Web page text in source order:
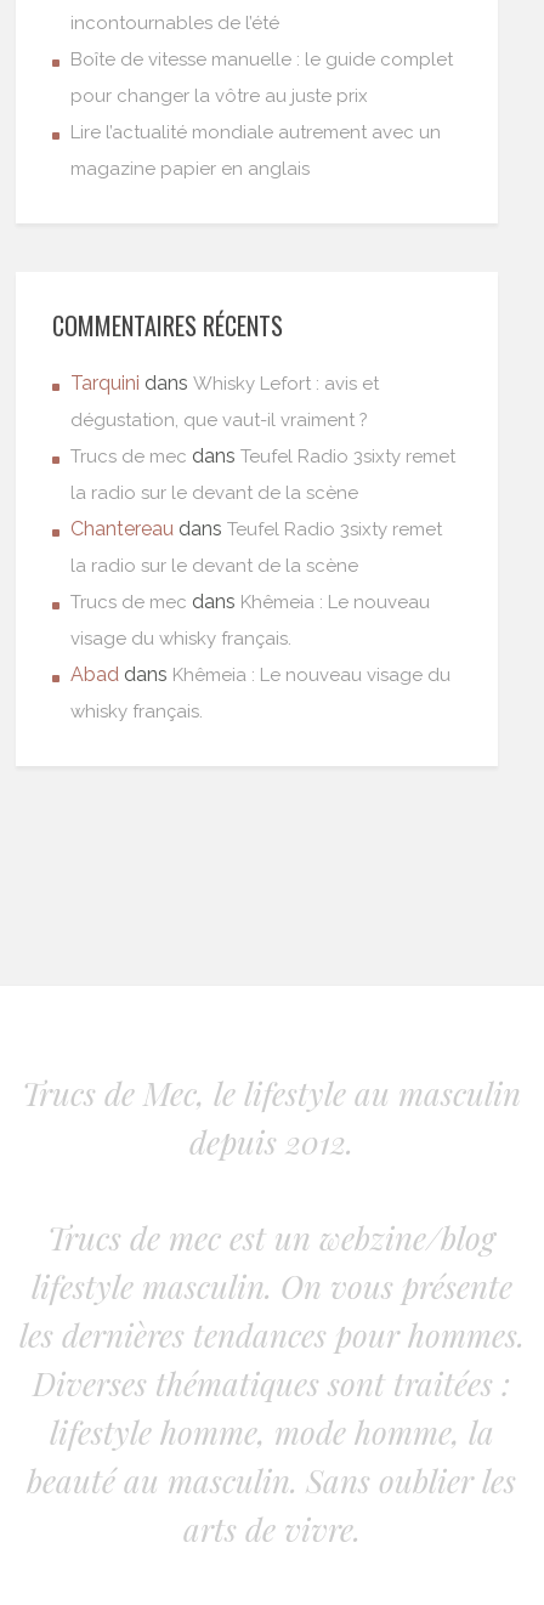
incontournables de l’été
Boîte de vitesse manuelle : le guide complet
pour changer la vôtre au juste prix
Lire l’actualité mondiale autrement avec un
magazine papier en anglais
COMMENTAIRES RÉCENTS
Tarquini dansWhisky Lefort : avis et
dégustation, que vaut-il vraiment ?
Trucs de mec dansTeufel Radio 3sixty remet
la radio sur le devant de la scène
Chantereau dansTeufel Radio 3sixty remet
la radio sur le devant de la scène
Trucs de mec dans Khêmeia : Le nouveau
visage du whisky français.
Abad dans Khêmeia : Le nouveau visage du
whisky français.
Trucs de Mec, le lifestyle au masculin
depuis 2012.
Trucs de mec est un webzine/blog
lifestyle masculin. On vous présente
les dernières tendances pour hommes.
Diverses thématiques sont traitées :
lifestyle homme, mode homme, la
beauté au masculin. Sans oublier les
arts de vivre.